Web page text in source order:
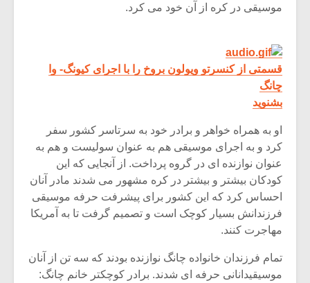
موسیقی در کره از آن خود می کرد.
قسمتی از کنسرتو ویولون بروخ را با اجرای کیونگ- وا
چانگ
بشنوید
او به همراه خواهر و برادر خود به سرتاسر کشور سفر
کرد و به اجرای موسیقی هم به عنوان سولیست و هم به
عنوان نوازنده ای در گروه پرداخت. از آنجایی که این
کودکان بیشتر و بیشتر در کره مشهور می شدند مادر آنان
احساس کرد که این کشور برای پیشرفت حرفه موسیقی
فرزندانش بسیار کوچک است و تصمیم گرفت تا به آمریکا
مهاجرت کنند.
تمام فرزندان خانواده چانگ نوازنده بودند که سه تن از آنان
موسیقیدانانی حرفه ای شدند. برادر کوچکتر خانم چانگ:
اگر نمی توانی